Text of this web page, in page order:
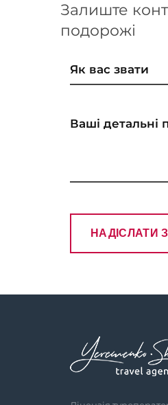
Залиште
подорожі